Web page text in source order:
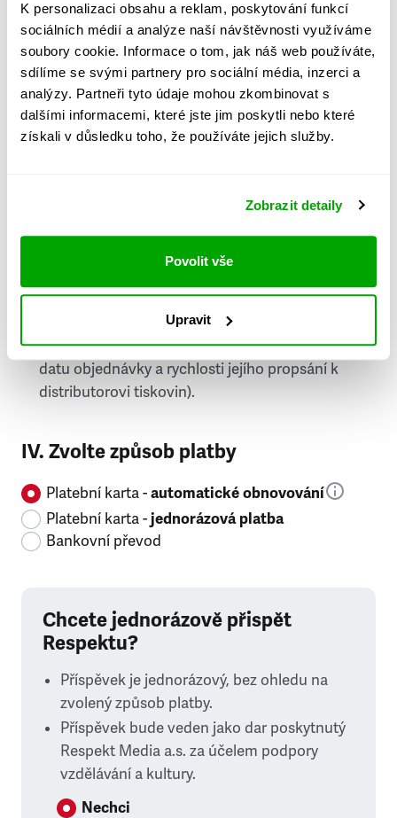
K personalizaci obsahu a reklam, poskytování funkcí
sociálních médií a analýze naší návštěvnosti využíváme
soubory cookie. Informace o tom, jak náš web používáte,
sdílíme se svými partnery pro sociální média, inzerci a
analýzy. Partneři tyto údaje mohou zkombinovat s
dalšími informacemi, které jste jim poskytli nebo které
získali v důsledku toho, že používáte jejich služby.
Zobrazit detaily
Povolit vše
Upravit
Město
PSČ
Stát
doručování týdeníku Respekt v tištěné verzi, na
první vydání ve vaší schránce se můžete těšit
příští, nejpozději přespříští týden (v závislosti na
datu objednávky a rychlosti jejího propsání k
distributorovi tiskovin).
IV. Zvolte způsob platby
Platební karta -automatické obnovování
Platební karta -jednorázová platba
Bankovní převod
Chcete jednorázově přispět
Respektu?
Příspěvek je jednorázový, bez ohledu na
zvolený způsob platby.
Příspěvek bude veden jako dar poskytnutý
Respekt Media a.s. za účelem podpory
vzdělávání a kultury.
Nechci